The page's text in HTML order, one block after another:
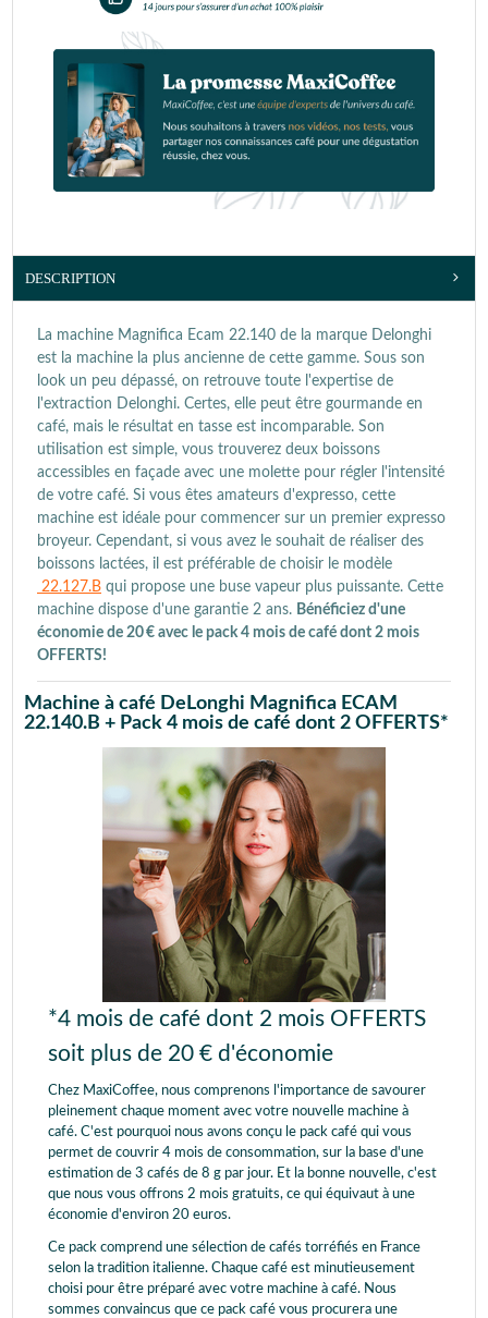
DESCRIPTION
La machine Magnifica Ecam 22.140 de la marque Delonghi
est la machine la plus ancienne de cette gamme. Sous son
look un peu dépassé, on retrouve toute l'expertise de
l'extraction Delonghi. Certes, elle peut être gourmande en
café, mais le résultat en tasse est incomparable. Son
utilisation est simple, vous trouverez deux boissons
accessibles en façade avec une molette pour régler l'intensité
de votre café. Si vous êtes amateurs d'expresso, cette
machine est idéale pour commencer sur un premier expresso
broyeur. Cependant, si vous avez le souhait de réaliser des
boissons lactées, il est préférable de choisir le modèle
22.127.B qui propose une buse vapeur plus puissante. Cette
machine dispose d'une garantie 2 ans. Bénéficiez d'une
économie de 20 € avec le pack 4 mois de café dont 2 mois
OFFERTS!
Machine à café DeLonghi Magnifica ECAM
22.140.B + Pack 4 mois de café dont 2 OFFERTS*
*4 mois de café dont 2 mois OFFERTS
soit plus de 20 € d'économie
Chez MaxiCoffee, nous comprenons l'importance de savourer
pleinement chaque moment avec votre nouvelle machine à
café. C'est pourquoi nous avons conçu le pack café qui vous
permet de couvrir 4 mois de consommation, sur la base d'une
estimation de 3 cafés de 8 g par jour. Et la bonne nouvelle, c'est
que nous vous offrons 2 mois gratuits, ce qui équivaut à une
économie d'environ 20 euros.
Ce pack comprend une sélection de cafés torréfiés en France
selon la tradition italienne. Chaque café est minutieusement
choisi pour être préparé avec votre machine à café. Nous
sommes convaincus que ce pack café vous procurera une